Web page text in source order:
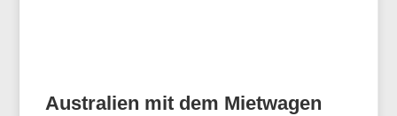
Australien mit dem Mietwagen